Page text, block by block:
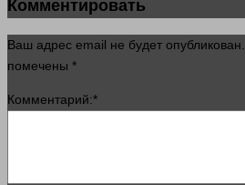
Комментировать
Ваш адрес email не будет опубликован.
помечены *
Комментарий:*